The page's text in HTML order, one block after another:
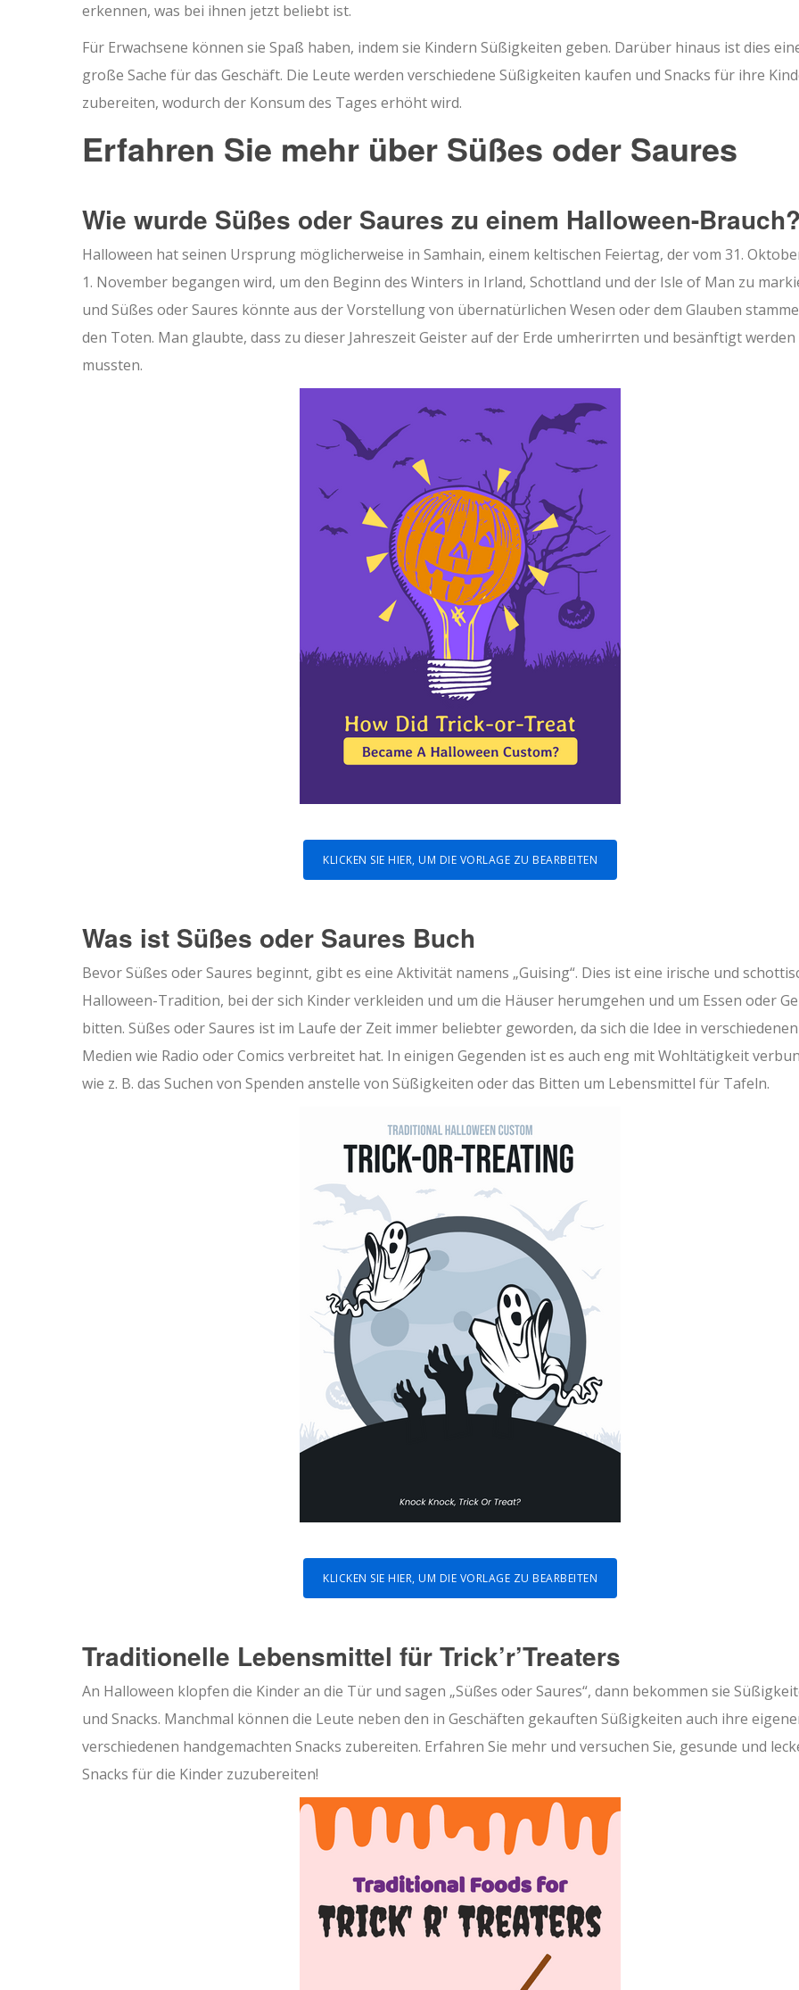
erkennen, was bei ihnen jetzt beliebt ist.
Für Erwachsene können sie Spaß haben, indem sie Kindern Süßigkeiten geben. Darüber hinaus ist dies
große Sache für das Geschäft. Die Leute werden verschiedene Süßigkeiten kaufen und Snacks für ihre
zubereiten, wodurch der Konsum des Tages erhöht wird.
Erfahren Sie mehr über Süßes oder Saures
Wie wurde Süßes oder Saures zu einem Halloween-Brauch?
Halloween hat seinen Ursprung möglicherweise in Samhain, einem keltischen Feiertag, der vom 31.
1. November begangen wird, um den Beginn des Winters in Irland, Schottland und der Isle of Man zu
und Süßes oder Saures könnte aus der Vorstellung von übernatürlichen Wesen oder dem Glauben
den Toten. Man glaubte, dass zu dieser Jahreszeit Geister auf der Erde umherirrten und besänftigt werden
mussten.
KLICKEN SIE HIER, UM DIE VORLAGE ZU BEARBEITEN
Was ist Süßes oder Saures Buch
Bevor Süßes oder Saures beginnt, gibt es eine Aktivität namens „Guising“. Dies ist eine irische und
Halloween-Tradition, bei der sich Kinder verkleiden und um die Häuser herumgehen und um Essen oder
bitten. Süßes oder Saures ist im Laufe der Zeit immer beliebter geworden, da sich die Idee in verschiedenen
Medien wie Radio oder Comics verbreitet hat. In einigen Gegenden ist es auch eng mit Wohltätigkeit
wie z. B. das Suchen von Spenden anstelle von Süßigkeiten oder das Bitten um Lebensmittel für Tafeln.
KLICKEN SIE HIER, UM DIE VORLAGE ZU BEARBEITEN
Traditionelle Lebensmittel für Trick’r’Treaters
An Halloween klopfen die Kinder an die Tür und sagen „Süßes oder Saures“, dann bekommen sie
und Snacks. Manchmal können die Leute neben den in Geschäften gekauften Süßigkeiten auch ihre
verschiedenen handgemachten Snacks zubereiten. Erfahren Sie mehr und versuchen Sie, gesunde und
Snacks für die Kinder zuzubereiten!